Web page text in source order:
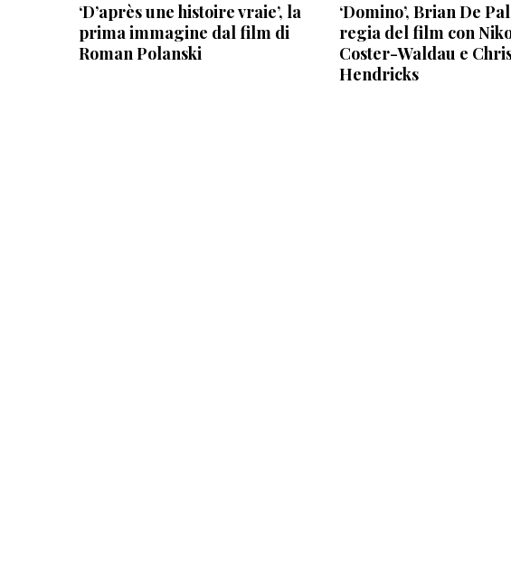
‘D’après une histoire vraie’, la
prima immagine dal film di
Roman Polanski
‘Domino’, Brian De
regia del film con
Coster-Waldau e
Hendricks